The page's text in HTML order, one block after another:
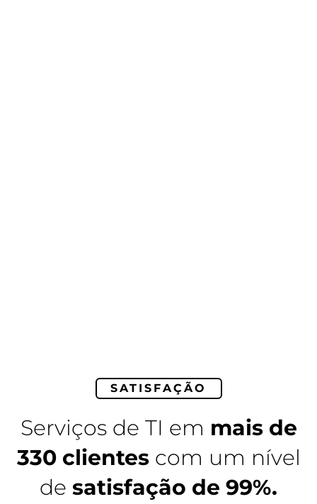
SATISFAÇÃO
Serviços de TI em mais de
330 clientescom um nível
de satisfação de 99%.